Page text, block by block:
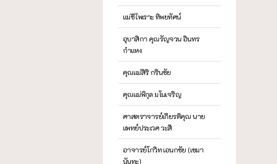
แม่ชีไพเราะ ทิพยทัศน์
อุบาสิกา คุณรัญจวน อินทร
กำแหง
คุณแม่สิริ กรินชัย
คุณแม่พิกุล มโนเจริญ
ศาสตราจารย์เกียรติคุณ นาย
แพทย์ประเวศ วะสี
อาจารย์โกวิท เอนกชัย (เขมา
นันทะ)